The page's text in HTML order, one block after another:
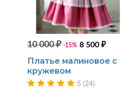
10 000 ₽ -15% 8 500 ₽
Платье малиновое с
кружевом
5 (24)